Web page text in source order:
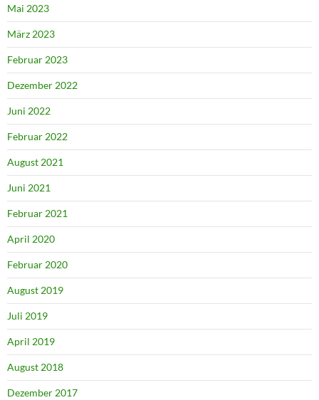
Mai 2023
März 2023
Februar 2023
Dezember 2022
Juni 2022
Februar 2022
August 2021
Juni 2021
Februar 2021
April 2020
Februar 2020
August 2019
Juli 2019
April 2019
August 2018
Dezember 2017